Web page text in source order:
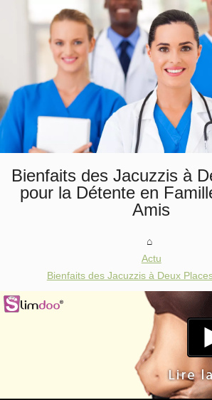
Bienfaits des Jacuzzis à
pour la Détente en
Amis
Actu
Bienfaits des Jacuzzis à Deux